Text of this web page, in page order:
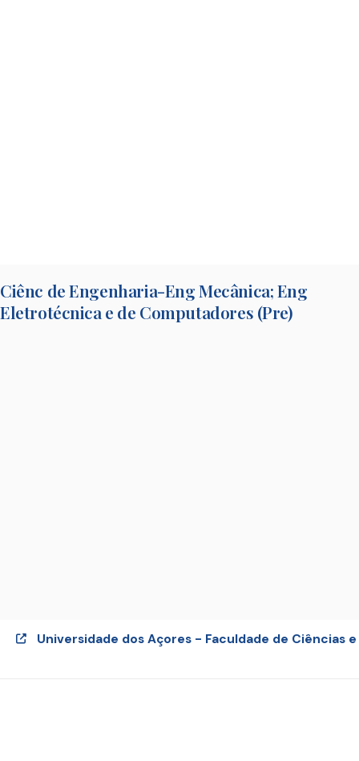
Ciênc de Engenharia-Eng Mecânica; Eng
Eletrotécnica e de Computadores (Pre)
Universidade dos Açores - Faculdade de Ciências